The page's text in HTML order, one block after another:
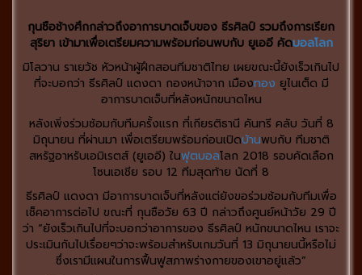
กุนซือช้างศึกกล่าวถึงอาการบาดเจ็บของ ธีรศิลป์ รวมถึงการเรียก
สุริยา เข้ามาเพื่อเตรียมความพร้อมก่อนพบกับ ยูเออี คัดบอลโลก
มิโลวาน ราเยวัช หัวหน้าผู้ฝึกสอนทีมชาติไทย เผยขณะนี้ยังเร็วเกินไป
ที่จะบอกว่า ธีรศิลป์ แดงดา กองหน้าจาก เมืองทอง ยูไนเต็ด มี
อาการบาดเจ็บที่หลังหนักขนาดไหน
หลังเพิ่งร่วมซ้อมกับทีมครั้งแรก ที่เกียรติธานี คันทรี คลับ วันที่ 8
มิถุนายน ที่ผ่านมา เพื่อเตรียมพร้อมก่อนเปิดบ้านพบกับ ทีมชาติ
สหรัฐอาหรับเอมิเรตส์ (ยูเออี) ในฟุตบอลโลก 2018 รอบคัดเลือก
โซนเอเชีย รอบ 12 ทีมสุดท้าย นัดที่ 8
ธีรศิลป์ แดงดา มีอาการบาดเจ็บที่หลังแต่ยังขอร่วมซ้อมกับทีมเพื่อ
เช็คอาการต่อไป ขณะที่ กุนซือวัย 63 ปี กล่าวถึงศูนย์หน้าวัย 29 ปี
ว่า “ยังเร็วเกินไปที่จะบอกว่าอาการของ ธีรศิลป์ หนักขนาดไหน เราจะ
ประเมินกันไปเรื่อยๆว่าจะพร้อมสำหรับเกมวันที่ 13 มิถุนายนนี้หรือไม่
ซึ่งเรามีแผนในการฟื้นฟูสภาพร่างกายของเขาอยู่แล้ว”